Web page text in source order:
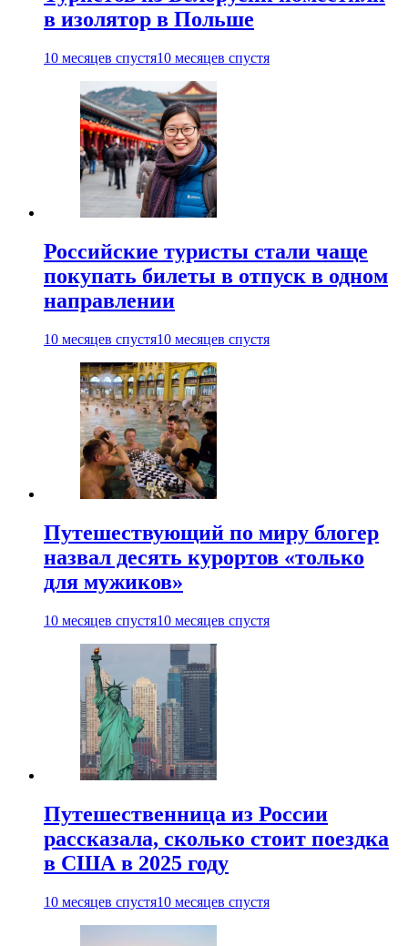
в изолятор в Польше
10 месяцев спустя10 месяцев спустя
Российские туристы стали чаще
покупать билеты в отпуск в одном
направлении
10 месяцев спустя10 месяцев спустя
Путешествующий по миру блогер
назвал десять курортов «только
для мужиков»
10 месяцев спустя10 месяцев спустя
Путешественница из России
рассказала, сколько стоит поездка
в США в 2025 году
10 месяцев спустя10 месяцев спустя